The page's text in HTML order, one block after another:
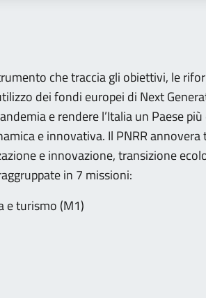
che traccia gli obiettivi, le
dei fondi europei di Next
e rendere l’Italia un Paese più
e innovativa. Il PNRR annovera
e innovazione, transizione
in 7 missioni:
e turismo (M1)